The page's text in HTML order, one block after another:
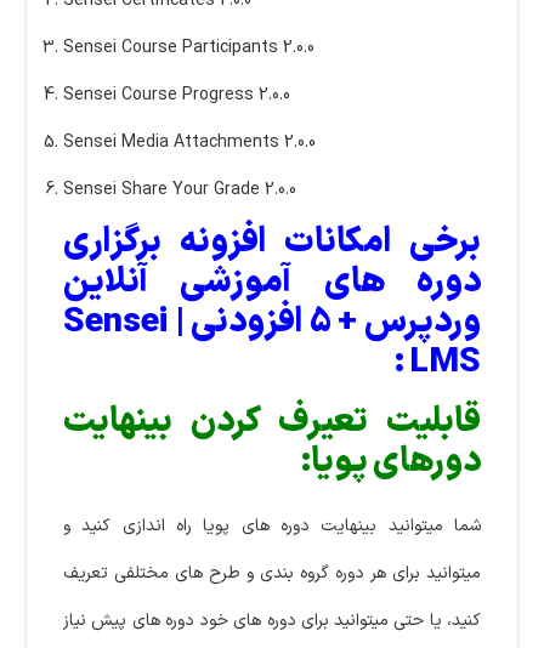
Sensei Course Participants 2.0.0
Sensei Course Progress 2.0.0
Sensei Media Attachments 2.0.0
Sensei Share Your Grade 2.0.0
برخی امکانات افزونه برگزاری
دوره های آموزشی آنلاین
وردپرس + 5 افزودنی | Sensei
LMS :
قابلیت تعیرف کردن بینهایت
دورهای پویا:
شما میتوانید بینهایت دوره های پویا راه اندازی کنید و
میتوانید برای هر دوره گروه بندی و طرح های مختلفی تعریف
کنید، یا حتی میتوانید برای دوره های خود دوره های پیش نیاز